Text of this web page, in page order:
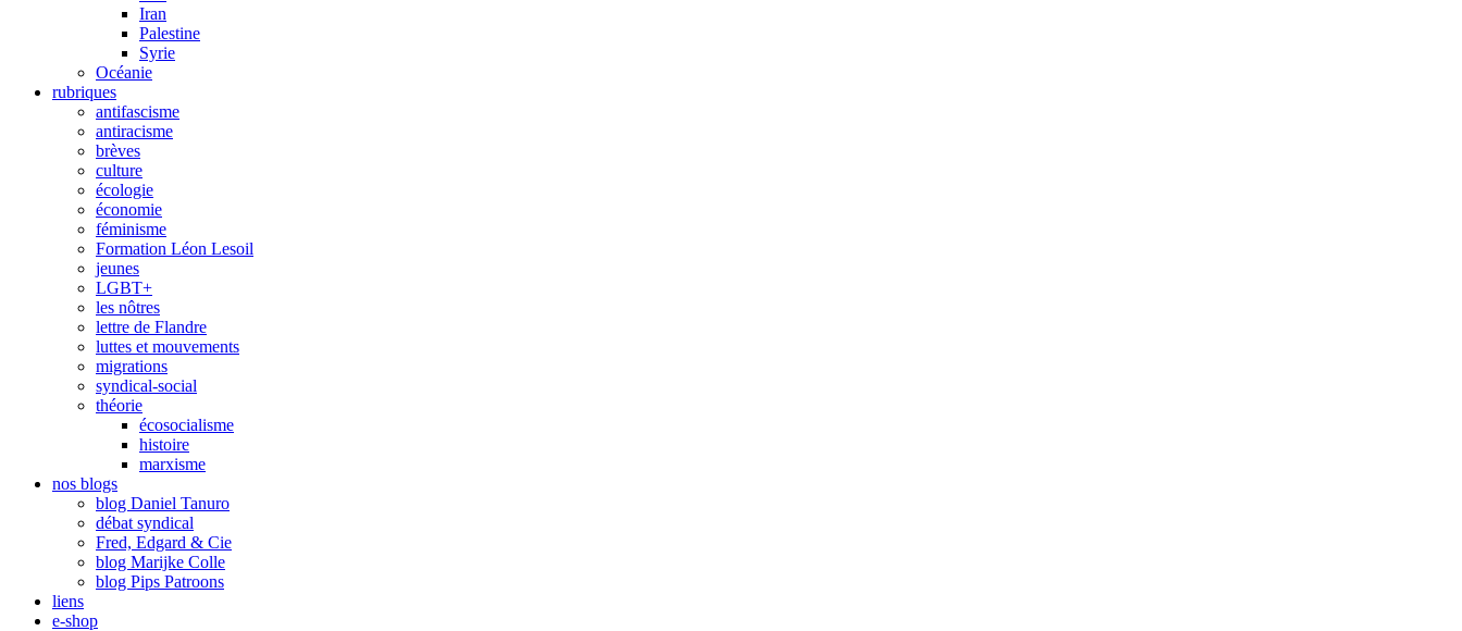
Iran
Palestine
Syrie
Océanie
rubriques
antifascisme
antiracisme
brèves
culture
écologie
économie
féminisme
Formation Léon Lesoil
jeunes
LGBT+
les nôtres
lettre de Flandre
luttes et mouvements
migrations
syndical-social
théorie
écosocialisme
histoire
marxisme
nos blogs
blog Daniel Tanuro
débat syndical
Fred, Edgard & Cie
blog Marijke Colle
blog Pips Patroons
liens
e-shop